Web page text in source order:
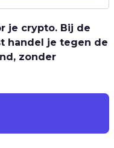
je crypto. Bij de
handel je tegen de
zonder